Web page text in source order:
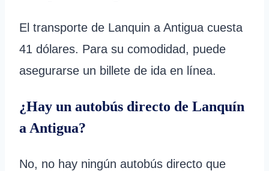
El transporte de Lanquin a Antigua cuesta
41 dólares. Para su comodidad, puede
asegurarse un billete de ida en línea.
¿Hay un autobús directo de Lanquín
a Antigua?
No, no hay ningún autobús directo que